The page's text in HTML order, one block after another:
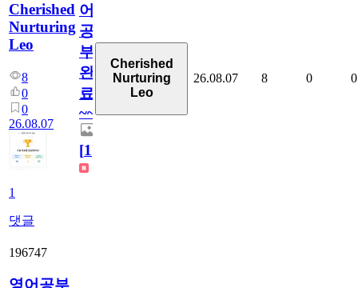
Cherished
Nurturing
Leo
8
0
0
26.08.07
1
댓글
어
공
부
완
료
~~
[1]
Cherished
Nurturing
Leo
26.08.07 8 0 0
196747